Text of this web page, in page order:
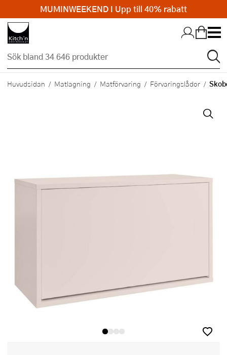
Hopp till huvudinnehållet
Huvudsidan Matlagning Matförvaring Förvaringslådor
MUMINWEEKEND I Upp till 40% rabatt